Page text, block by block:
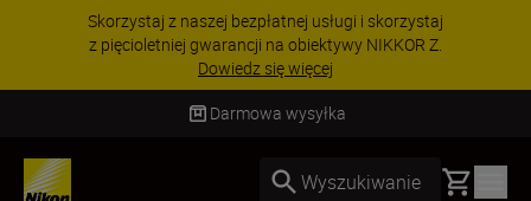
Skorzystaj z naszej bezpłatnej usługi i skorzystaj
z pięcioletniej gwarancji na obiektywy NIKKOR Z.
Dowiedz się więcej
Darmowa wysyłka
Wyszukiwanie Basket